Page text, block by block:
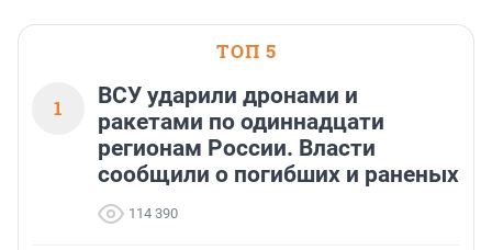
ТОП 5
1
ВСУ ударили дронами и
ракетами по одиннадцати
регионам России. Власти
сообщили о погибших и раненых
114 390